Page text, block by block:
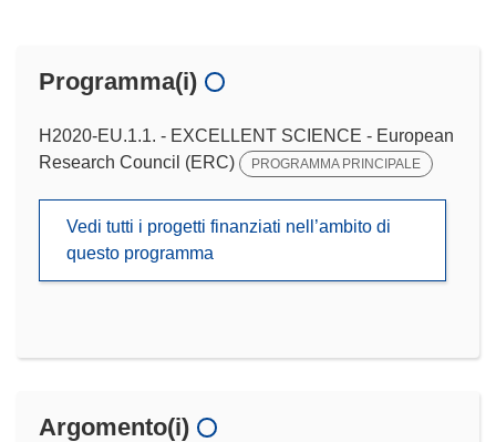
Programma(i)
H2020-EU.1.1. - EXCELLENT SCIENCE - European
Research Council (ERC)
PROGRAMMA PRINCIPALE
Vedi tutti i progetti finanziati nell’ambito di
questo programma
Argomento(i)